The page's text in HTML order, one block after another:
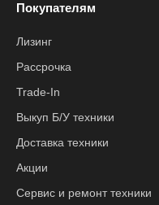
Покупателям
Лизинг
Рассрочка
Trade-In
Выкуп Б/У техники
Доставка техники
Акции
Сервис и ремонт техники